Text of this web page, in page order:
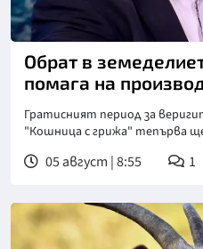
Снимка: бТВ
Обрат в
помага на
Гратисният период за
"Кошница с грижа" тепърва
05 август | 8:55 1